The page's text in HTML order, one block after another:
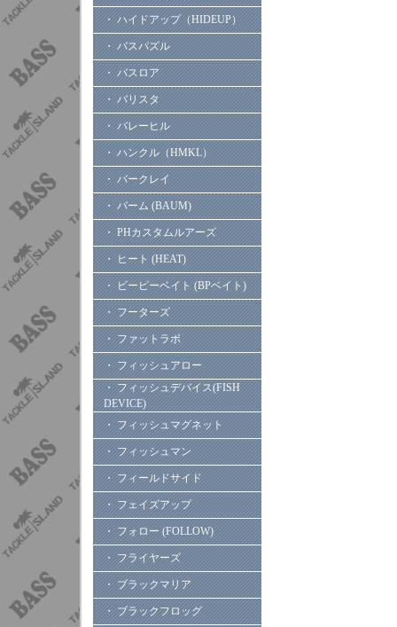
・ ハイドアップ（HIDEUP）
・ バスパズル
・ バスロア
・ バリスタ
・ バレーヒル
・ ハンクル（HMKL）
・ バークレイ
・ バーム (BAUM)
・ PHカスタムルアーズ
・ ヒート (HEAT)
・ ビーピーベイト (BPベイト)
・ フーターズ
・ ファットラボ
・ フィッシュアロー
・ フィッシュデバイス(FISH
DEVICE)
・ フィッシュマグネット
・ フィッシュマン
・ フィールドサイド
・ フェイズアップ
・ フォロー (FOLLOW)
・ フライヤーズ
・ ブラックマリア
・ ブラックフロッグ